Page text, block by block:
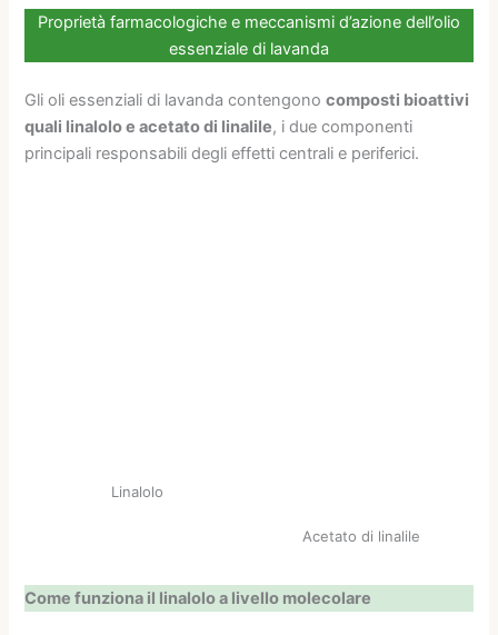
Proprietà farmacologiche e meccanismi d’azione dell’olio
essenziale di lavanda
Gli oli essenziali di lavanda contengonocomposti bioattivi
quali linalolo e acetato di linalile, i due componenti
principali responsabili degli effetti centrali e periferici.
Linalolo
Acetato di linalile
Come funziona il linalolo a livello molecolare